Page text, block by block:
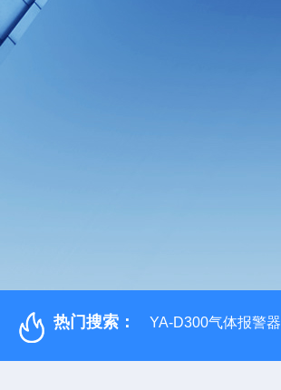
热门搜索： YA-D300气体报警器